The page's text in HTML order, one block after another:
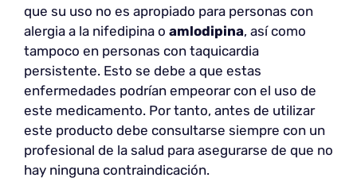
que su uso no es apropiado para personas con
alergia a la nifedipina o amlodipina, así como
tampoco en personas con taquicardia
persistente. Esto se debe a que estas
enfermedades podrían empeorar con el uso de
este medicamento. Por tanto, antes de utilizar
este producto debe consultarse siempre con un
profesional de la salud para asegurarse de que no
hay ninguna contraindicación.